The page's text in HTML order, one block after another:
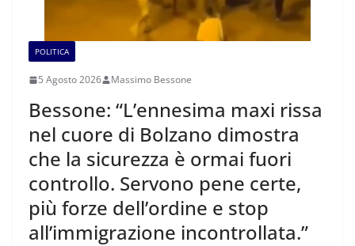
POLITICA
5 Agosto 2026 Massimo Bessone
Bessone: “L’ennesima maxi rissa
nel cuore di Bolzano dimostra
che la sicurezza è ormai fuori
controllo. Servono pene certe,
più forze dell’ordine e stop
all’immigrazione incontrollata.”